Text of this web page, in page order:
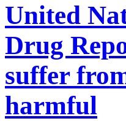
United
Drug
suffer
harmful